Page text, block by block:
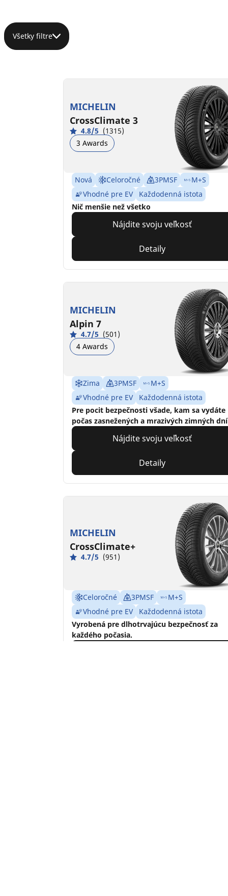
Všetky filtre
MICHELIN
CrossClimate 3
4.8/5 (1315)
3 Awards
Nová Celoročné 3PMSF
M+S
Vhodné pre EV
Každodenná istota
Nič menšie než všetko
Nájdite svoju veľkosť
Detaily
MICHELIN
Alpin 7
4.7/5 (501)
4 Awards
Zima 3PMSF
M+S
Vhodné pre EV
Každodenná istota
Pre pocit bezpečnosti všade, kam sa vydáte
počas zasnežených a mrazivých zimných dní
Nájdite svoju veľkosť
Detaily
MICHELIN
CrossClimate+
4.7/5 (951)
Celoročné 3PMSF
M+S
Vhodné pre EV
Každodenná istota
Vyrobená pre dlhotrvajúcu bezpečnosť za
každého počasia.